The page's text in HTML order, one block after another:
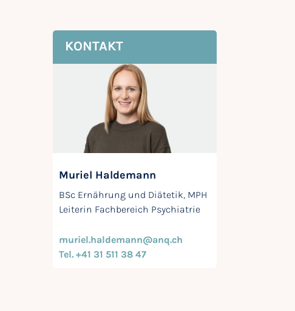
KONTAKT
Muriel Haldemann
BSc Ernährung und Diätetik, MPH
Leiterin Fachbereich Psychiatrie
muriel.haldemann@anq.ch
Tel. +41 31 511 38 47